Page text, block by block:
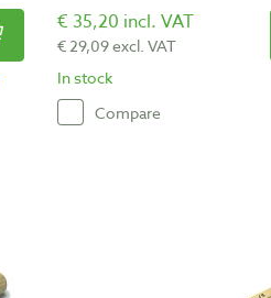
€ 35,20 incl. VAT
€ 29,09 excl. VAT
In stock
Compare